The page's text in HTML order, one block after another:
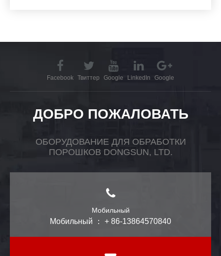
Facebook Твиттер Google LinkedIn Google
ДОБРО ПОЖАЛОВАТЬ
ОБОРУДОВАНИЕ ДЛЯ ОБРАБОТКИ
ПОРОШКОВ DONGSUN, LTD.
Мобильный
Мобильный ： + 86-13864570840